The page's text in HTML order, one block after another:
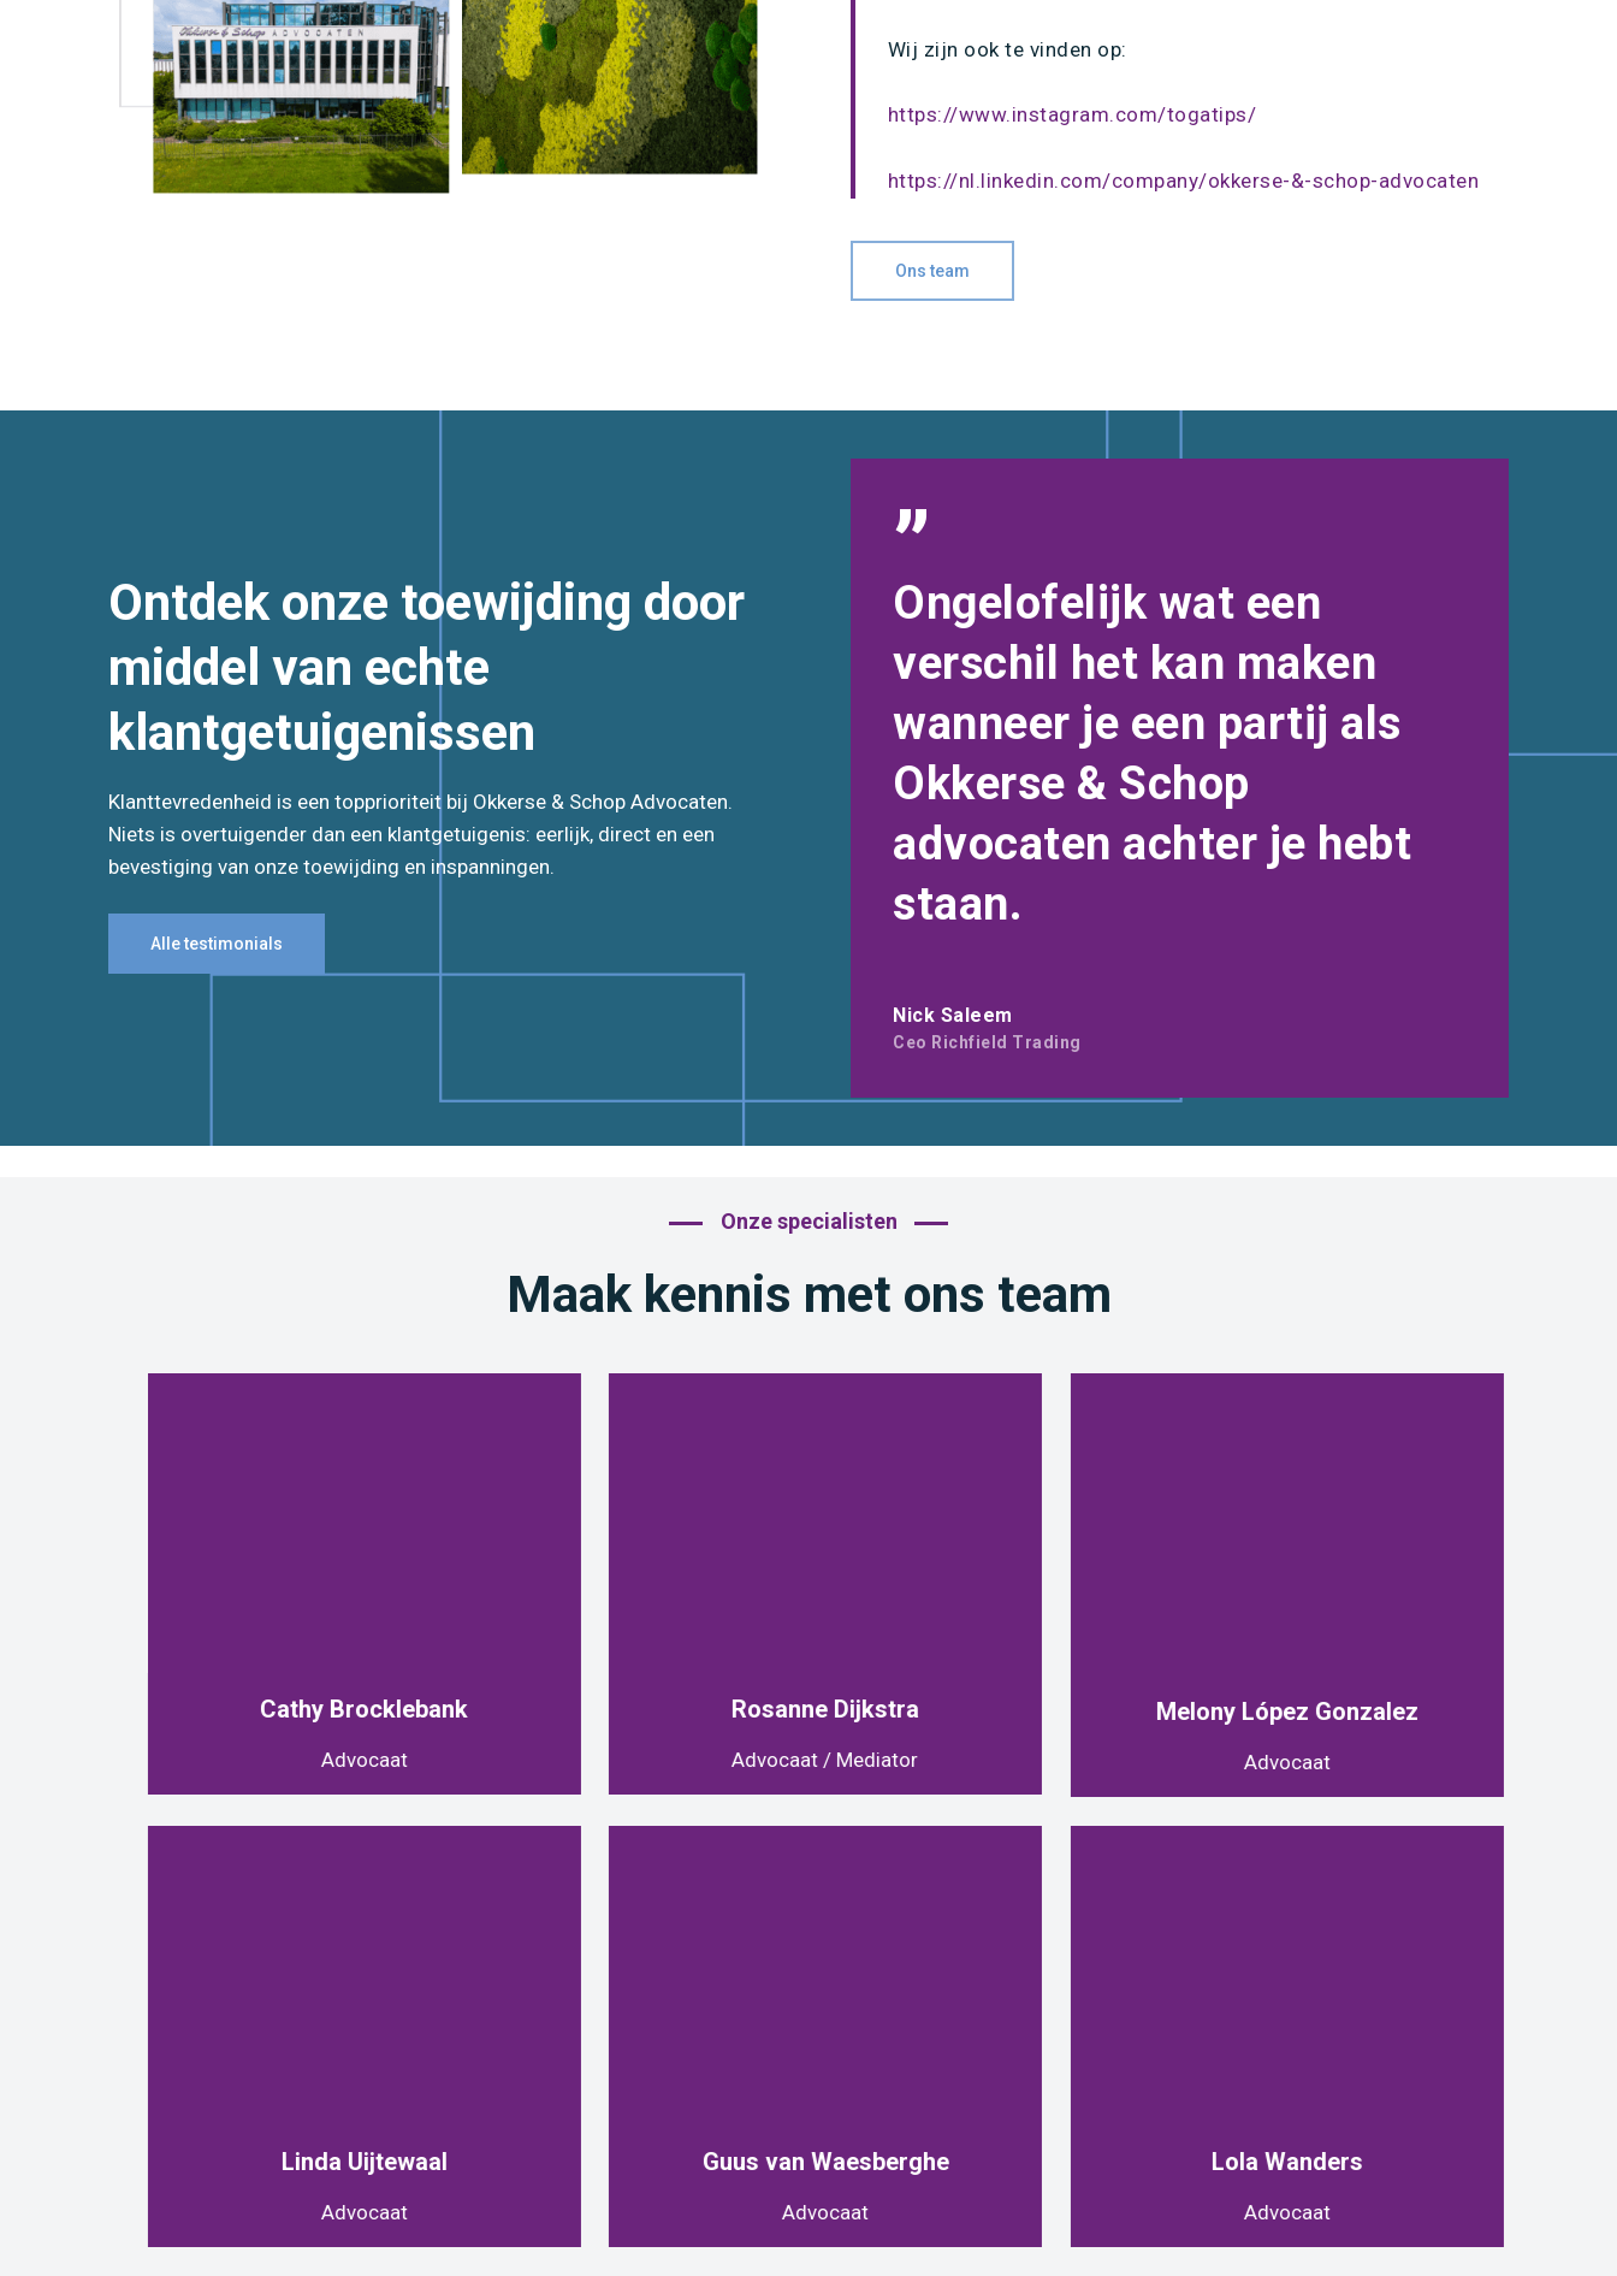
Wij zijn ook te vinden op:
https://www.instagram.com/togatips/
https://nl.linkedin.com/company/okkerse-&-schop-advocaten
Ons team
Ontdek onze toewijding door
middel van echte
klantgetuigenissen
Klanttevredenheid is een topprioriteit bij Okkerse & Schop Advocaten.
Niets is overtuigender dan een klantgetuigenis: eerlijk, direct en een
bevestiging van onze toewijding en inspanningen.
Alle testimonials
”
Ongelofelijk wat een
verschil het kan maken
wanneer je een partij als
Okkerse & Schop
advocaten achter je hebt
staan.
Nick Saleem
Ceo Richfield Trading
Onze specialisten
Maak kennis met ons team
Cathy Brocklebank
Advocaat
Rosanne Dijkstra
Advocaat / Mediator
Melony López Gonzalez
Advocaat
Linda Uijtewaal
Advocaat
Guus van Waesberghe
Advocaat
Lola Wanders
Advocaat